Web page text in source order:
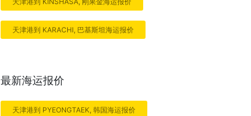
天津港到 KARACHI, 巴基斯坦海运报价
最新海运报价
天津港到 PYEONGTAEK, 韩国海运报价